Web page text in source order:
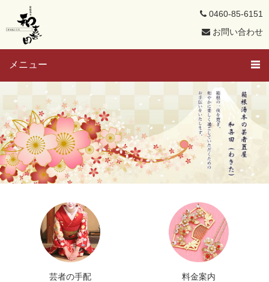
メニュー
トップページ
芸者さんと遊ぼう
メンバー紹介
芸者ブログ
求人募集
置屋概要
お問い合わせ
0460-85-6151
お問い合わせ
芸者の手配 料金案内